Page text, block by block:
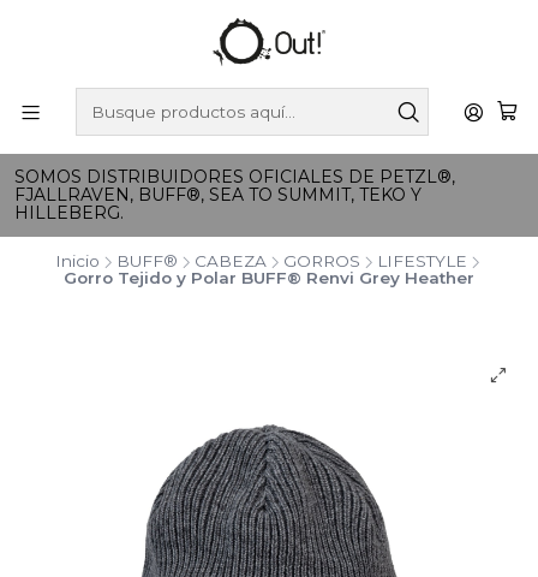
SOMOS DISTRIBUIDORES OFICIALES DE PETZL®,
FJALLRAVEN, BUFF®, SEA TO SUMMIT, TEKO Y
HILLEBERG.
Inicio BUFF® CABEZA GORROS
LIFESTYLE
Gorro Tejido y Polar BUFF® Renvi Grey Heather